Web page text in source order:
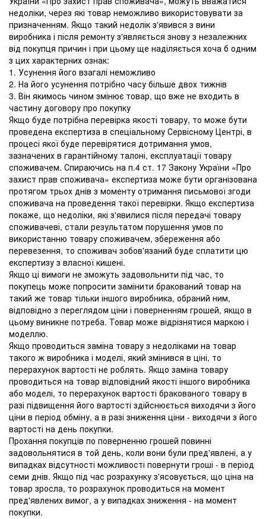
недоліки, через які товар неможливо використовувати за
призначенням. Якщо такий недолік з'явився з вини
виробника і після ремонту з'являється знову з незалежних
від покупця причин і при цьому ще наділяється хоча б одним
з цих характерних ознак:
1. Усунення його взагалі неможливо
2. На його усунення потрібно часу більше двох тижнів
3. Він якимось чином змінює товар, що вже не входить в
частину договору про покупку
Якщо буде потрібна перевірка якості товару, то може бути
проведена експертиза в спеціальному Сервісному Центрі, в
процесі якої буде перевірятися дотримання умов,
зазначених в гарантійному талоні, експлуатації товару
споживачем. Спираючись на п.4 ст. 17 Закону України «Про
захист прав споживача» експертиза може бути організована
протягом трьох днів з моменту отримання письмової згоди
споживача на проведення такої перевірки. Якщо експертиза
покаже, що недоліки, які з'явилися після передачі товару
споживачеві, стали результатом порушення умов по
використанню товару споживачем, збереження або
перевезення, то споживач зобов'язаний буде сплатити цю
експертизу з власної кишені.
Якщо ці вимоги не зможуть задовольнити під час, то
покупець може попросити замінити бракований товар на
такий же товар тільки іншого виробника, обраний ним,
відповідно з переглядом ціни і поверненням грошей, якщо в
цьому виникне потреба. Товар може відрізнятися маркою і
моделлю.
Якщо проводиться заміна товару з недоліками на товар
такого ж виробника і моделі, який змінився в ціні, то
перерахунок вартості не роблять. Якщо заміна товару
проводиться на товар відповідний якості іншого виробника
або моделі, то перерахунок вартості бракованого товару в
разі підвищення його вартості здійснюється виходячи з його
ціни в період обміну, а в разі зниження ціни - виходячи з його
вартості на день покупки.
Прохання покупців по поверненню грошей повинні
задовольнятися в той день, коли вони були пред'явлені, а у
випадках відсутності можливості повернути гроші - в період
семи днів. Якщо під час розрахунку з'ясовується, що ціна на
товар зросла, то розрахунок проводиться на момент
пред'явлених вимог, а у випадках зниження - на момент
покупки.